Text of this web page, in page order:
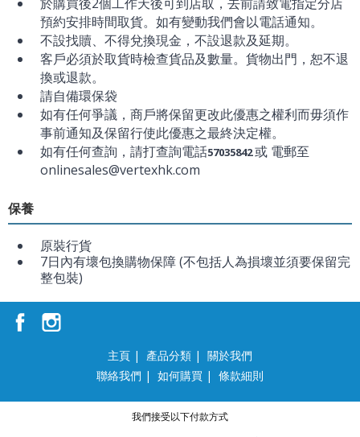
預約安排時間取貨。如有變動我們會以電話通知。
不設找贖、不得兌換現金，不設退款及延期。
客戶必須於取貨時檢查貨品及數量。貨物出門，恕不退
換或退款。
請自備環保袋
如有任何爭議，商戶將保留更改此優惠之權利而毋須作
事前通知及保留行使此優惠之最終決定權。
如有任何查詢，請打查詢電話57035842或 電郵至
onlinesales@vertexhk.com
保養
原裝行貨
7日內有壞包換購物保障 (不包括人為損壞並須要保留完
整包裝)
主頁 | 產品分類 | 關於我們
聯絡我們 | 如何購買 | 條款細則
我們接受以下付款方式